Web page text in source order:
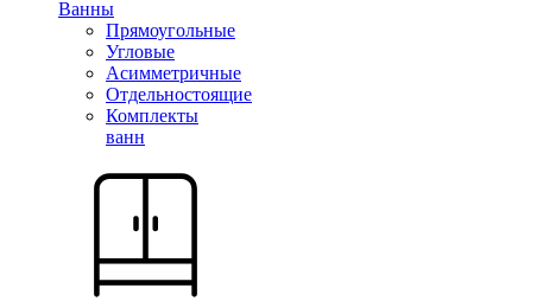
Ванны
Прямоугольные
Угловые
Асимметричные
Отдельностоящие
Комплекты
ванн